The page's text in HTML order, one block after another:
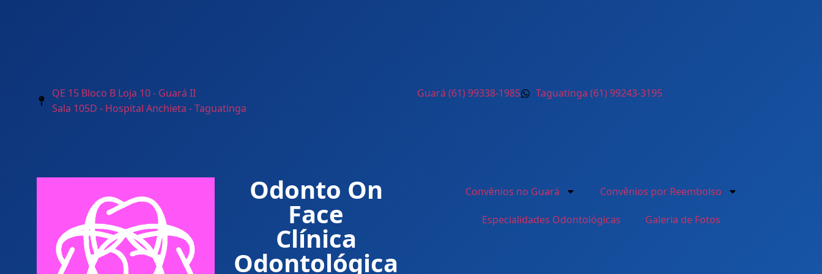
QE 15 Bloco B Loja 10 - Guará II
Sala 105D - Hospital Anchieta - Taguatinga
Guará (61) 99338-1985 Taguatinga (61) 99243-3195
Odonto On
Face
Clínica
Odontológica
Convênios no Guará Convênios por Reembolso
Especialidades Odontológicas Galeria de Fotos